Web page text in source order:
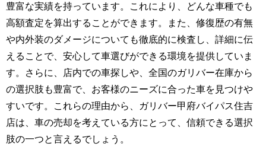
豊富な実績を持っています。これにより、どんな車種でも
高額査定を算出することができます。また、修復歴の有無
や内外装のダメージについても徹底的に検査し、詳細に伝
えることで、安心して車選びができる環境を提供していま
す。さらに、店内での車探しや、全国のガリバー在庫から
の選択肢も豊富で、お客様のニーズに合った車を見つけや
すいです。これらの理由から、ガリバー甲府バイパス住吉
店は、車の売却を考えている方にとって、信頼できる選択
肢の一つと言えるでしょう。